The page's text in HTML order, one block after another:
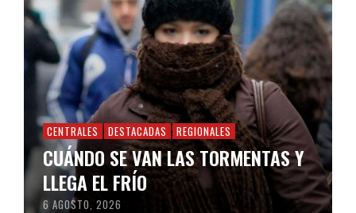
CENTRALES DESTACADAS REGIONALES
CUÁNDO SE VAN LAS TORMENTAS Y
LLEGA EL FRÍO
6 AGOSTO, 2026